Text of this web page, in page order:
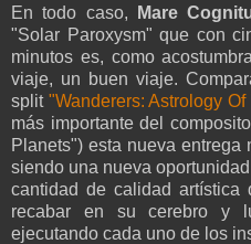
En todo caso, Mare
"Solar Paroxysm" que con
minutos es, como
viaje, un buen viaje.
split "Wanderers: Astrology
más importante del
Planets") esta nueva
siendo una nueva
cantidad de calidad artística
recabar en su cerebro y
ejecutando cada uno de los